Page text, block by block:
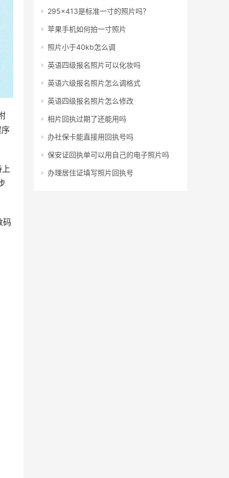
码
295x413是标准一寸的照片吗？
苹果手机如何拍一寸照片
照片小于40kb怎么调
英语四级报名照片可以化妆吗
英语六级报名照片怎么调格式
英语四级报名照片怎么修改
相片回执过期了还能用吗
办社保卡能直接用回执号吗
保安证回执单可以用自己的电子照片吗
办理居住证填写照片回执号